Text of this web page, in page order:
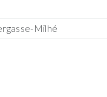
Milhé